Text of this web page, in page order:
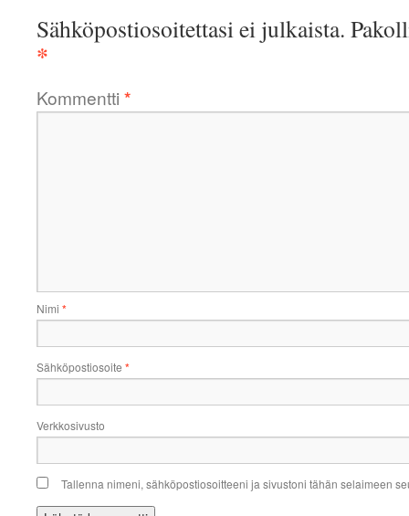
Sähköpostiosoitettasi ei julkaista.
*
Kommentti *
Nimi *
Sähköpostiosoite *
Verkkosivusto
Tallenna nimeni, sähköpostiosoitteeni ja sivustoni tähän selaimeen